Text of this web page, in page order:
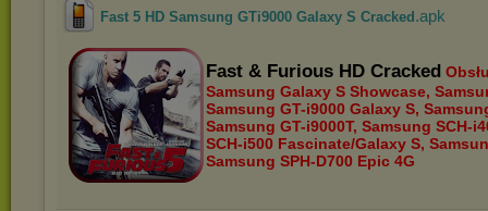
Fast 5 HD Samsung GTi9000 Galaxy S Cracked.apk
Fast & Furious HD Cracked
Samsung Galaxy S Showcase,
Samsung GT-i9000 Galaxy S,
Samsung GT-i9000T, Samsung SCH-
SCH-i500 Fascinate/Galaxy S,
Samsung SPH-D700 Epic 4G